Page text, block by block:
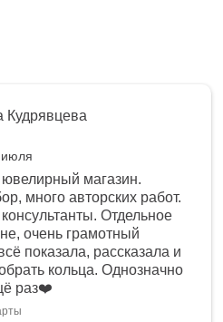
Кудрявцева
магазин.
много авторских работ.
Отдельное
очень грамотный
показала, рассказала и
кольца. Однозначно
раз❤️